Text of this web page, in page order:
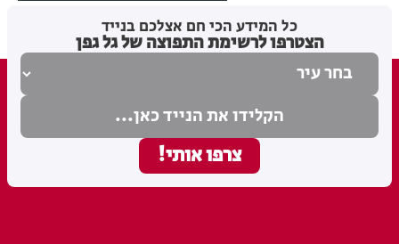
כל המידע הכי חם אצלכם בנייד
הצטרפו לרשימת התפוצה של גל גפן